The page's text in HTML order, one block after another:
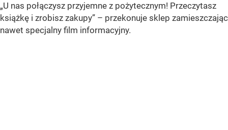
„U nas połączysz przyjemne z pożytecznym! Przeczytasz
książkę i zrobisz zakupy” – przekonuje sklep zamieszczając
nawet specjalny film informacyjny.